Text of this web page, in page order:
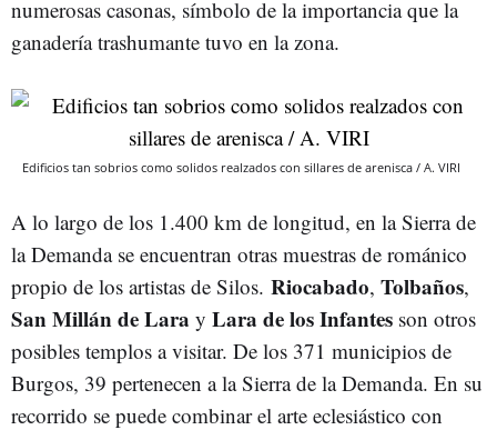
numerosas casonas, símbolo de la importancia que la
ganadería trashumante tuvo en la zona.
Edificios tan sobrios como solidos realzados con sillares de arenisca / A. VIRI
A lo largo de los 1.400 km de longitud, en la Sierra de
la Demanda se encuentran otras muestras de románico
propio de los artistas de Silos. Riocabado, Tolbaños,
San Millán de Lara y Lara de los Infantes son otros
posibles templos a visitar. De los 371 municipios de
Burgos, 39 pertenecen a la Sierra de la Demanda. En su
recorrido se puede combinar el arte eclesiástico con